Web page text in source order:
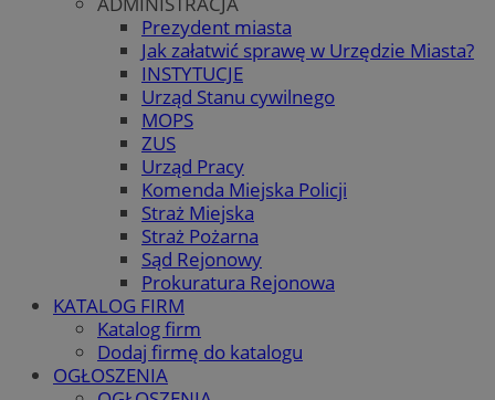
Prezydent miasta
Jak załatwić sprawę w Urzędzie Miasta?
INSTYTUCJE
Urząd Stanu cywilnego
MOPS
ZUS
Urząd Pracy
Komenda Miejska Policji
Straż Miejska
Straż Pożarna
Sąd Rejonowy
Prokuratura Rejonowa
KATALOG FIRM
Katalog firm
Dodaj firmę do katalogu
OGŁOSZENIA